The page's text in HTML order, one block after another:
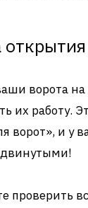
ворота
их работу.
ворот», и у
проверить